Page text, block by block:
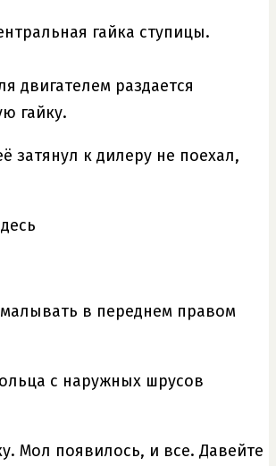
гайка ступицы.
двигателем раздается
гайку.
затянул к дилеру не поехал,
в переднем правом
с наружных шрусов
Мол появилось, и все. Давейте